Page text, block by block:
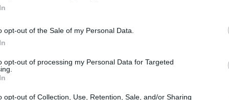
opt-out of the Sale of my Personal Data.
opt-out of processing my Personal Data for Targeted
opt-out of Collection, Use, Retention, Sale, and/or Sharing